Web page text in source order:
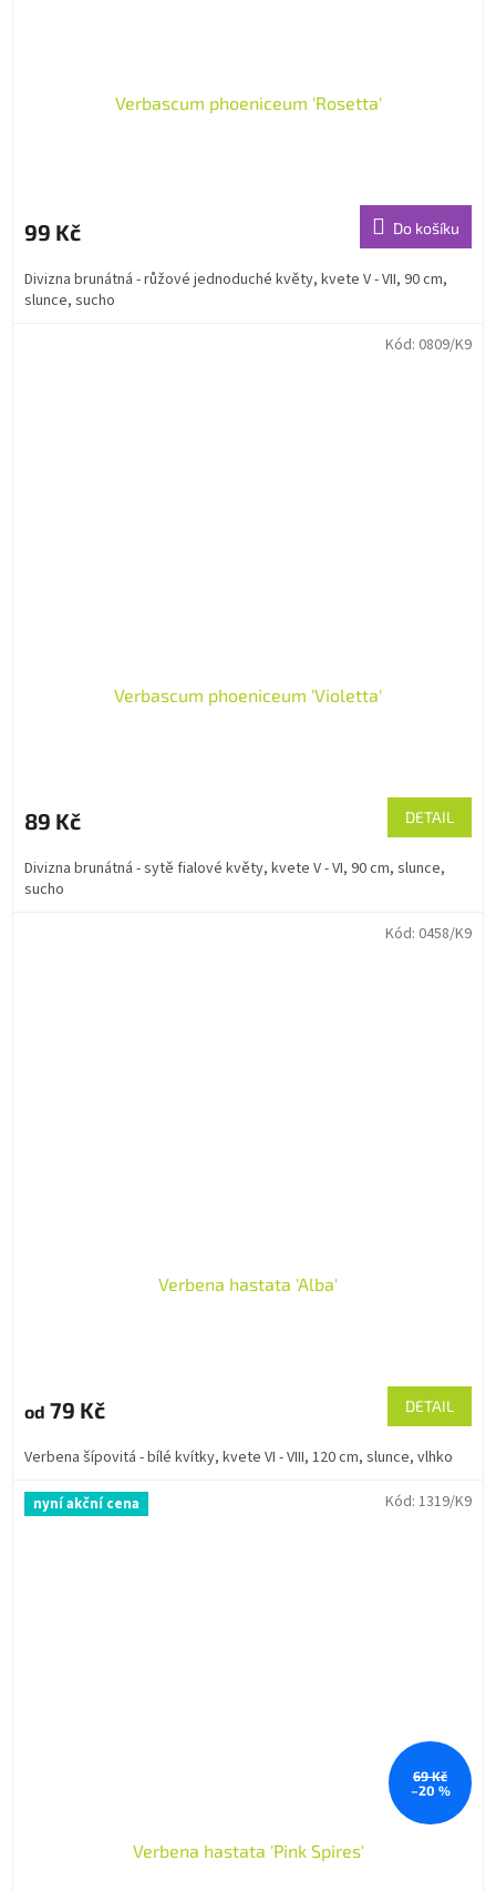
Verbascum phoeniceum 'Rosetta'
99 Kč Do košíku
Divizna brunátná - růžové jednoduché květy, kvete V - VII, 90 cm,
slunce, sucho
Verbascum phoeniceum 'Violetta'
89 Kč DETAIL
Divizna brunátná - sytě fialové květy, kvete V - VI, 90 cm, slunce,
sucho
Kód: 0809/K9
Verbena hastata 'Alba'
od 79 Kč DETAIL
Verbena šípovitá - bílé kvítky, kvete VI - VIII, 120 cm, slunce, vlhko
Kód: 0458/K9
nyní akční cena
69 Kč
–20 %
Verbena hastata 'Pink Spires'
Kód: 1319/K9